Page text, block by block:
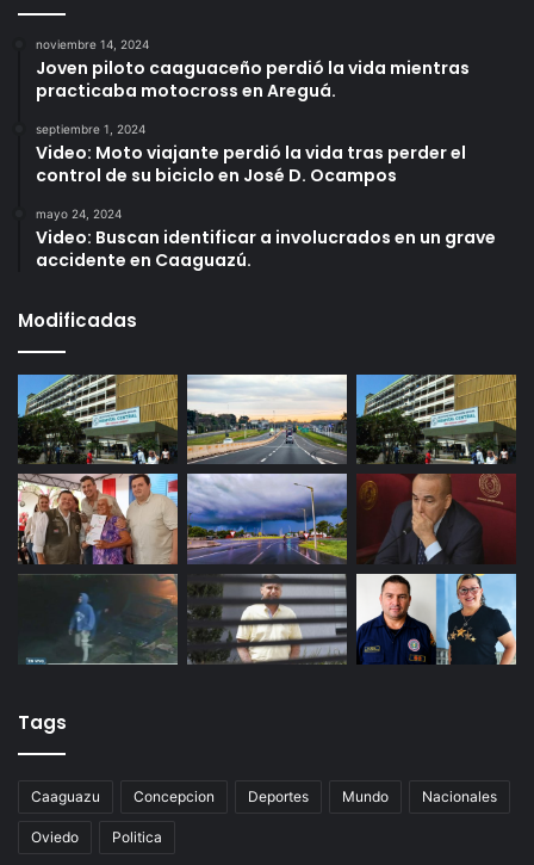
noviembre 14, 2024
Joven piloto caaguaceño perdió la vida mientras
practicaba motocross en Areguá.
septiembre 1, 2024
Video: Moto viajante perdió la vida tras perder el
control de su biciclo en José D. Ocampos
mayo 24, 2024
Video: Buscan identificar a involucrados en un grave
accidente en Caaguazú.
Modificadas
Tags
Caaguazu Concepcion Deportes Mundo Nacionales
Oviedo Politica